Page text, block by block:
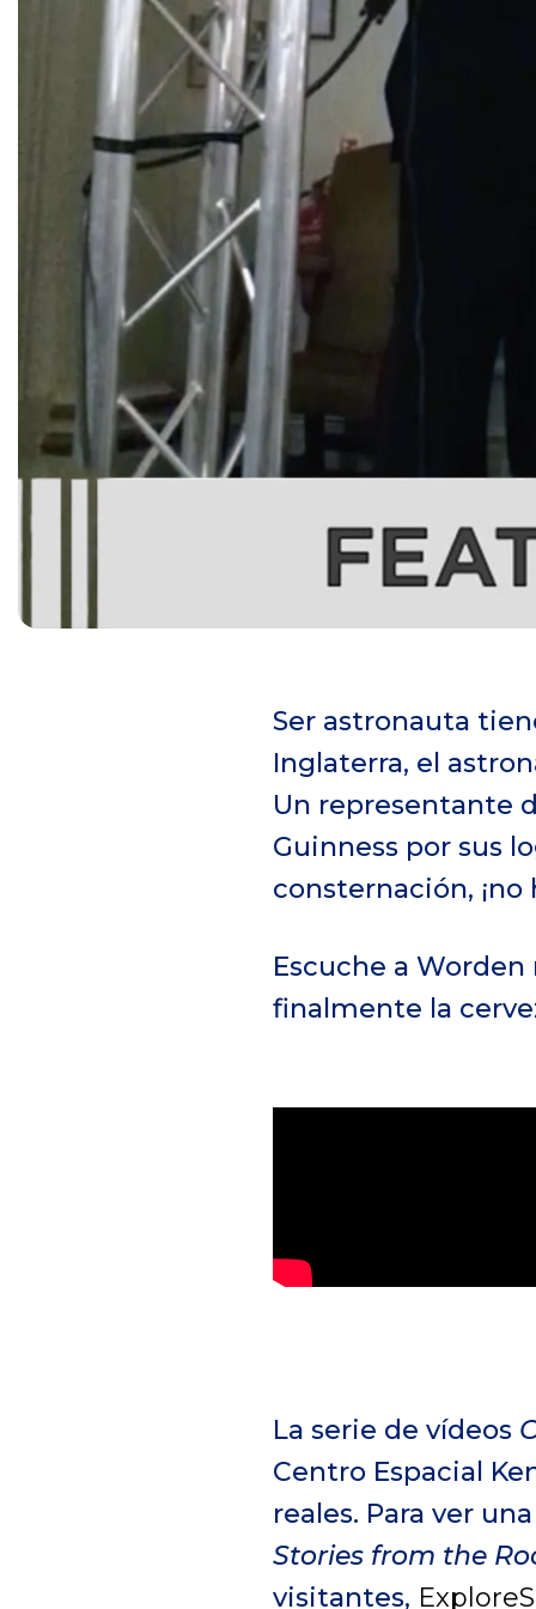
Ser astronauta
Inglaterra, el
Un representante
Guinness por sus
consternación, ¡no
Escuche a
finalmente la
La serie de vídeos
Centro Espacial
reales. Para ver
Stories from the
visitantes,